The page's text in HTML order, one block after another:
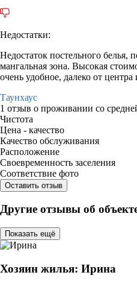
Недостатки:
Недостаток постельного белья,
мангальная зона. Высокая
очень удобное, далеко от центра
Таунхаус
1 отзыв о проживании со
Чистота
Цена - качество
Качество обслуживания
Расположение
Своевременность заселения
Соответствие фото
Оставить отзыв
Другие отзывы об
Показать ещё
Хозяин жилья: Ирина